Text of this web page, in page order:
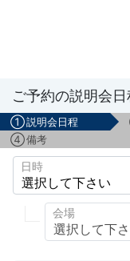
船
ご予約の説明会日
①説明会日程
④備考
日時
会場